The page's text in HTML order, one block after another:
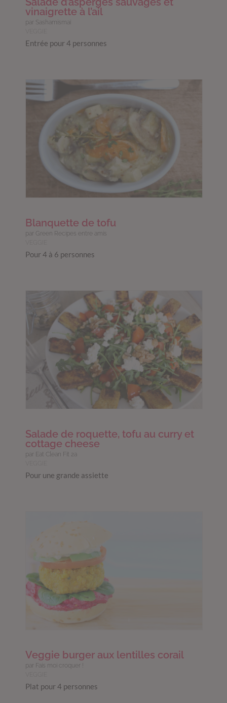
vinaigrette à l’ail
par Sashamismaï
Entrée pour 4 personnes
Blanquette de tofu
par Green Recipes entre amis
Pour 4 à 6 personnes
Salade de roquette, tofu au curry et
cottage cheese
par Eat Clean Fit 2a
Pour une grande assiette
Veggie burger aux lentilles corail
par Fais moi croquer !
Plat pour 4 personnes